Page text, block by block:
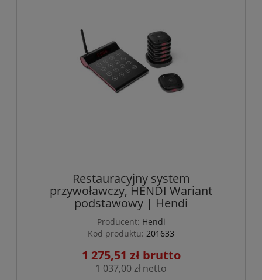
Restauracyjny system
przywoławczy, HENDI Wariant
podstawowy | Hendi
Producent: Hendi
Kod produktu: 201633
1 275,51 zł
1 037,00 zł